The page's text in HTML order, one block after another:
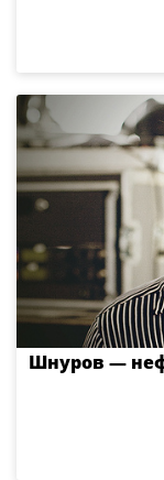
Шнуров —